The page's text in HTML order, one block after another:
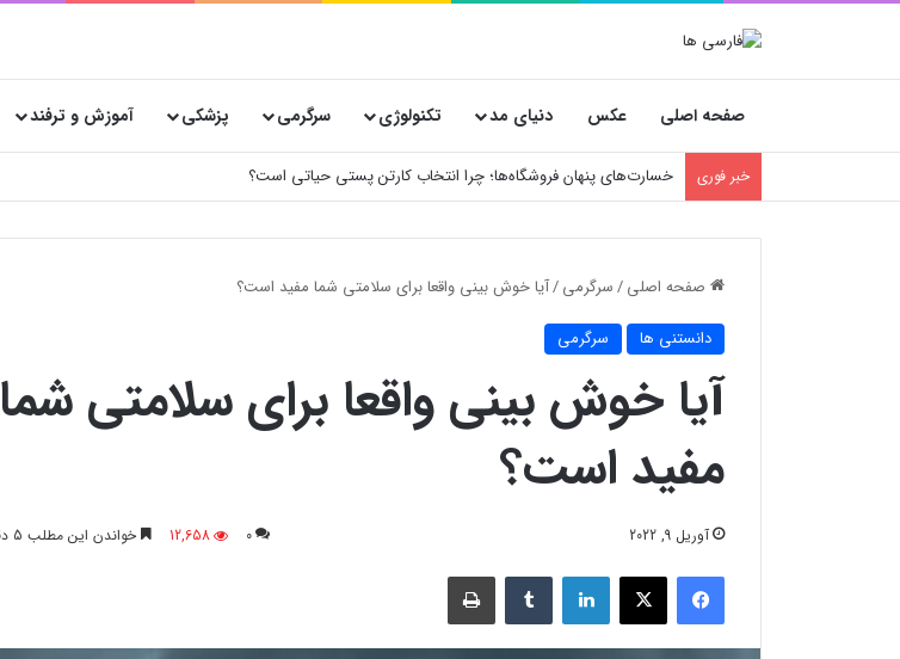
صفحه اصلی عکس دنیای مد تکنولوژی سرگرمی پزشکی آموزش و ترفند
خبر فوری خسارت‌های پنهان فروشگاه‌ها؛ چرا انتخاب کارتن پستی حیاتی است؟
صفحه اصلی/ سرگرمی/آیا خوش بینی واقعا برای سلامتی شما مفید است؟
دانستنی ها سرگرمی
آیا خوش بینی واقعا برای سلامتی شما
مفید است؟
آوریل 9, 2022 0
12,658 خواندن این مطلب 5 دقیقه زمان میبرد
فیسبوک X لینکدین ‫تامبلر چاپ